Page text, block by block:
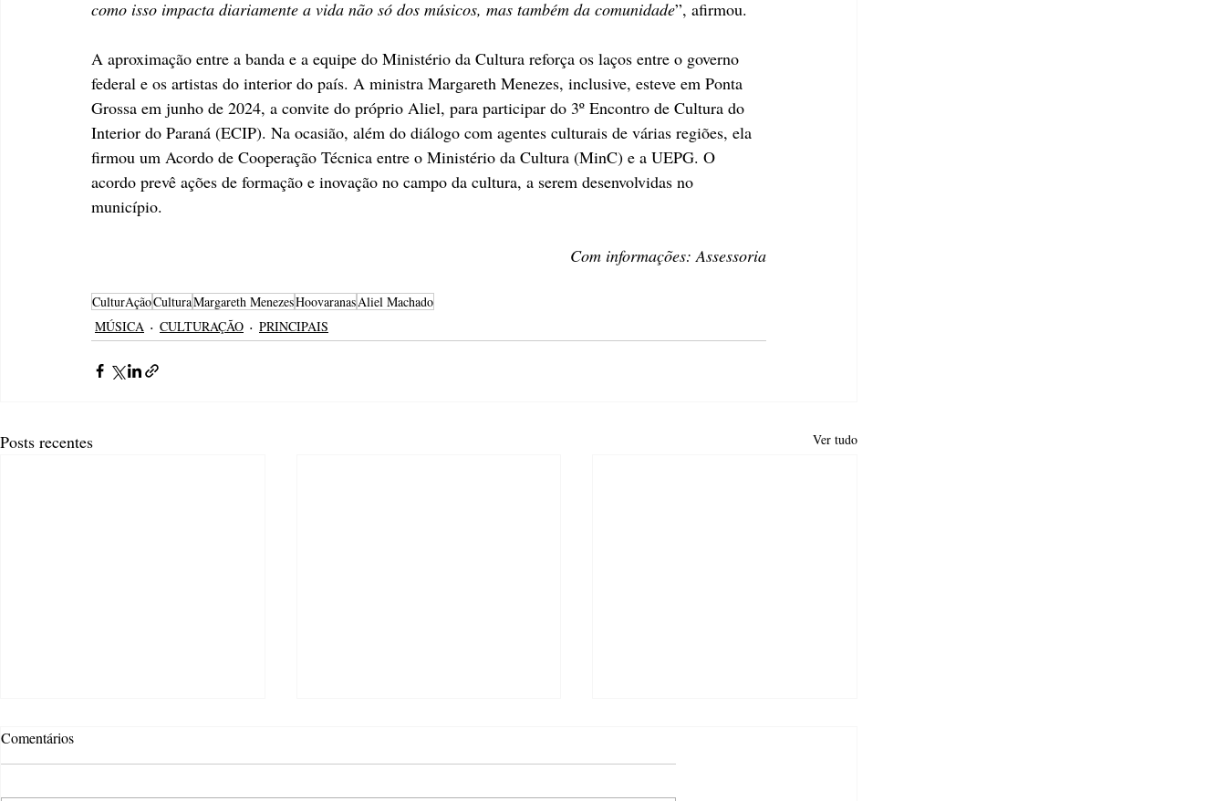
como isso impacta diariamente a vida não só dos músicos, mas também da comunidade”, afirmou.
A aproximação entre a banda e a equipe do Ministério da Cultura reforça os laços entre o governo
federal e os artistas do interior do país. A ministra Margareth Menezes, inclusive, esteve em Ponta
Grossa em junho de 2024, a convite do próprio Aliel, para participar do 3º Encontro de Cultura do
Interior do Paraná (ECIP). Na ocasião, além do diálogo com agentes culturais de várias regiões, ela
firmou um Acordo de Cooperação Técnica entre o Ministério da Cultura (MinC) e a UEPG. O
acordo prevê ações de formação e inovação no campo da cultura, a serem desenvolvidas no
município.
Com informações: Assessoria
CulturAçãoCulturaMargareth MenezesHoovaranasAliel Machado
MÚSICA
CULTURAÇÃO PRINCIPAIS
Posts recentes Ver tudo
Comentários